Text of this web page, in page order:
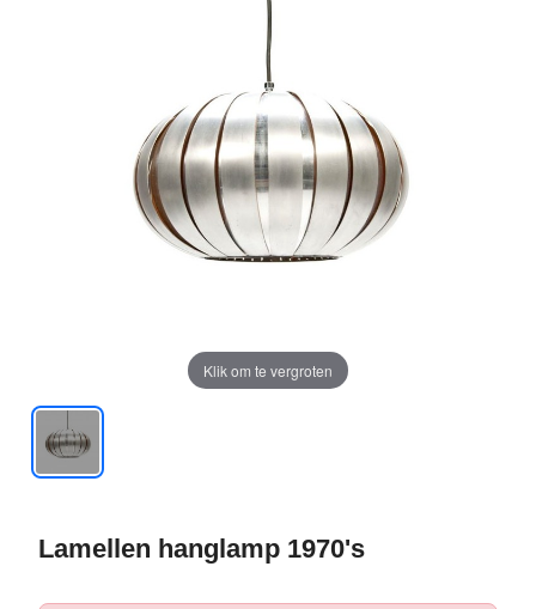
Klik om te vergroten
Lamellen hanglamp 1970's